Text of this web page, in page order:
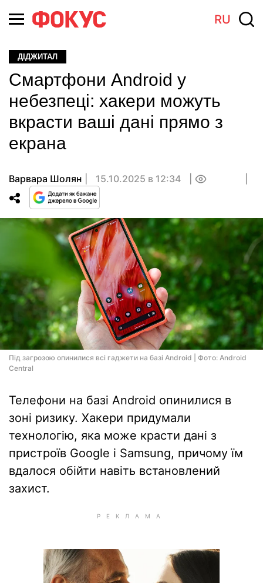
RU
ДІДЖИТАЛ
Смартфони Android у
небезпеці: хакери можуть
вкрасти ваші дані прямо з
екрана
Варвара Шолян 15.10.2025 в 12:34
Під загрозою опинилися всі гаджети на базі Android | Фото: Android
Central
Телефони на базі Android опинилися в
зоні ризику. Хакери придумали
технологію, яка може красти дані з
пристроїв Google і Samsung, причому їм
вдалося обійти навіть встановлений
захист.